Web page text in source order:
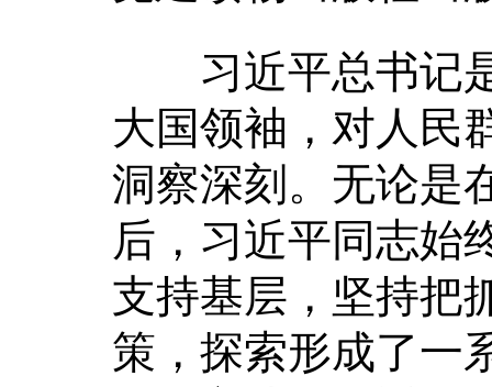
习近平总书记是
大国领袖，对人民
洞察深刻。无论是
后，习近平同志始
支持基层，坚持把
策，探索形成了一